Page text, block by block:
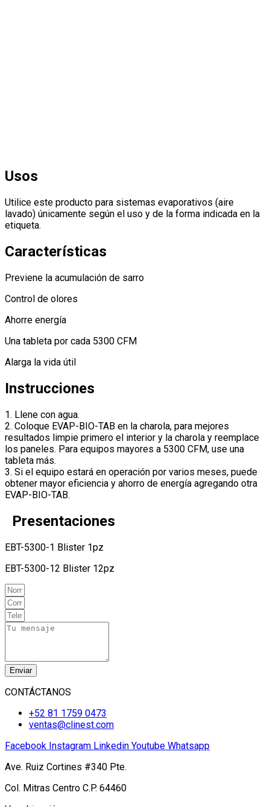
Usos
Utilice este producto para sistemas evaporativos (aire
lavado) únicamente según el uso y de la forma indicada en la
etiqueta.
Características
Previene la acumulación de sarro
Control de olores
Ahorre energía
Una tableta por cada 5300 CFM
Alarga la vida útil
Instrucciones
1. Llene con agua.
2. Coloque EVAP-BIO-TAB en la charola, para mejores
resultados limpie primero el interior y la charola y reemplace
los paneles. Para equipos mayores a 5300 CFM, use una
tableta más.
3. Si el equipo estará en operación por varios meses, puede
obtener mayor eficiencia y ahorro de energía agregando otra
EVAP-BIO-TAB.
Presentaciones
EBT-5300-1 Blister 1pz
EBT-5300-12 Blister 12pz
Enviar
CONTÁCTANOS
+52 81 1759 0473
ventas@clinest.com
Facebook Instagram Linkedin Youtube Whatsapp
Ave. Ruiz Cortines #340 Pte.
Col. Mitras Centro C.P. 64460